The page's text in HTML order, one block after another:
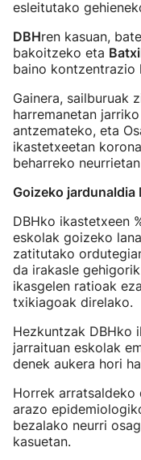
esleitutako
DBHren kasuan,
bakoitzeko eta
baino kontzentrazio
Gainera, sailburuak
harremanetan
antzemateko, eta
ikastetxeetan
beharreko
Goizeko jardunaldia
DBHko ikastetxeen
eskolak goizeko
zatitutako
da irakasle
ikasgelen ratioak
txikiagoak direlako.
Hezkuntzak DBHko
jarraituan eskolak
denek aukera hori
Horrek
arazo
bezalako neurri
kasuetan.